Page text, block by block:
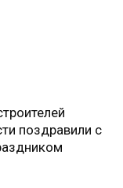
поздравили с